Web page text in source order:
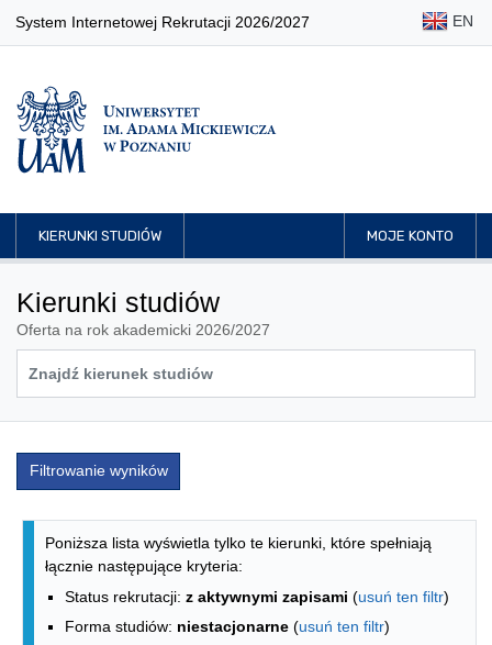
System Internetowej Rekrutacji 2026/2027 EN
KIERUNKI STUDIÓW MOJE KONTO
Kierunki studiów
Oferta na rok akademicki 2026/2027
Filtrowanie wyników
Lista kierunków - indeks alfabetyczny
Poniższa lista wyświetla tylko te kierunki, które spełniają
łącznie następujące kryteria:
Status rekrutacji: z aktywnymi zapisami (usuń ten filtr)
Forma studiów: niestacjonarne (usuń ten filtr)